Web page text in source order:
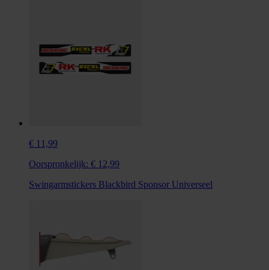
€ 11,99
Oorspronkelijk: € 12,99
Swingarmstickers Blackbird Sponsor Universeel